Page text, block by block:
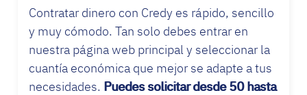
Contratar dinero con Credy es rápido, sencillo
y muy cómodo. Tan solo debes entrar en
nuestra página web principal y seleccionar la
cuantía económica que mejor se adapte a tus
necesidades. Puedes solicitar desde 50 hasta